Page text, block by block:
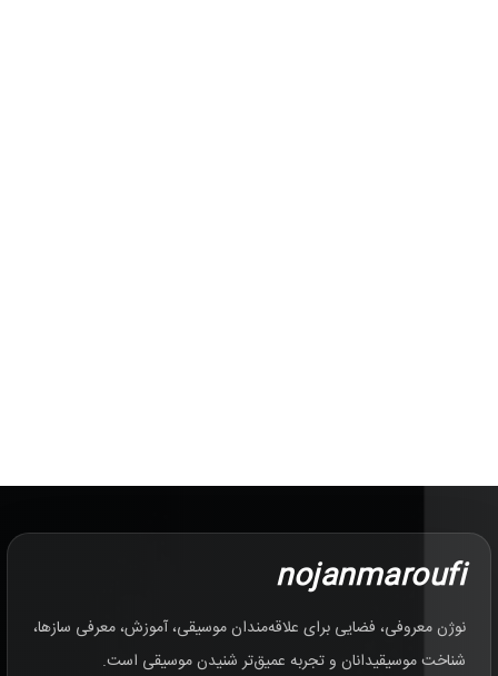
nojanmaroufi
نوژن معروفی، فضایی برای علاقه‌مندان موسیقی، آموزش، معرفی سازها،
شناخت موسیقیدانان و تجربه عمیق‌تر شنیدن موسیقی است.